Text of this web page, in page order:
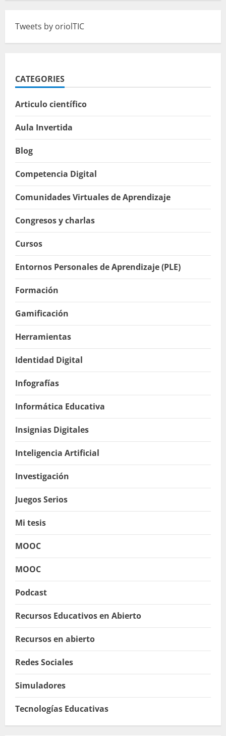
Tweets by oriolTIC
CATEGORIES
Articulo científico
Aula Invertida
Blog
Competencia Digital
Comunidades Virtuales de Aprendizaje
Congresos y charlas
Cursos
Entornos Personales de Aprendizaje (PLE)
Formación
Gamificación
Herramientas
Identidad Digital
Infografías
Informática Educativa
Insignias Digitales
Inteligencia Artificial
Investigación
Juegos Serios
Mi tesis
MOOC
MOOC
Podcast
Recursos Educativos en Abierto
Recursos en abierto
Redes Sociales
Simuladores
Tecnologías Educativas